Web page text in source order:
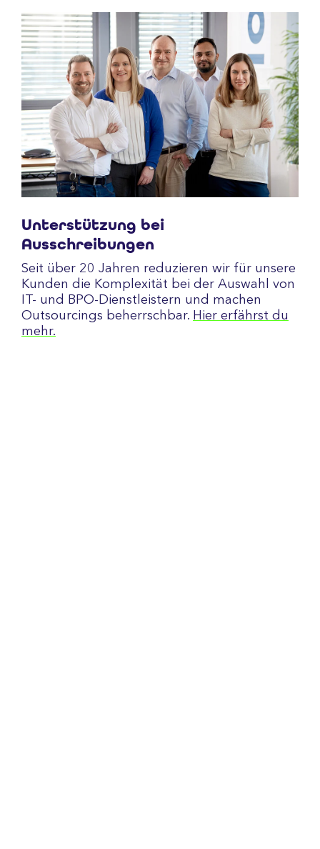
Unterstützung bei
Ausschreibungen
Seit über 20 Jahren reduzieren wir für unsere
Kunden die Komplexität bei der Auswahl von
IT- und BPO-Dienstleistern und machen
Outsourcings beherrschbar. Hier erfährst du
mehr.